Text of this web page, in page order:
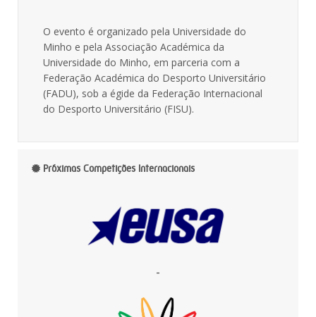
O evento é organizado pela Universidade do
Minho e pela Associação Académica da
Universidade do Minho, em parceria com a
Federação Académica do Desporto Universitário
(FADU), sob a égide da Federação Internacional
do Desporto Universitário (FISU).
Próximas Competições Internacionais
-